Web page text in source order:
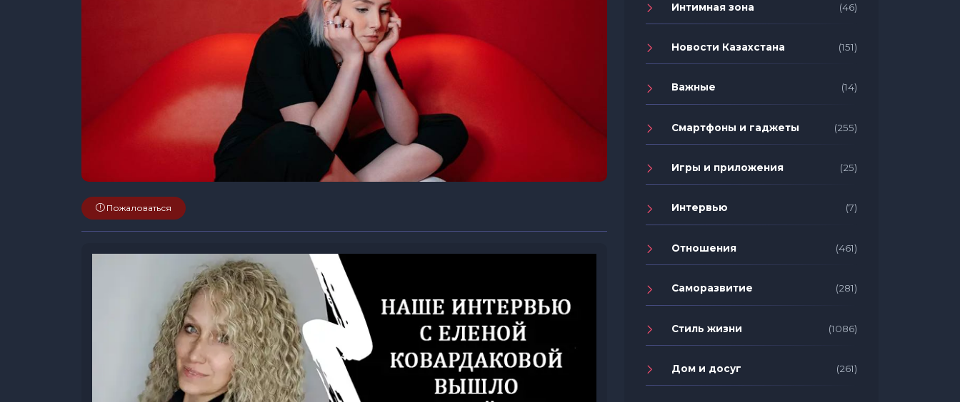
Пожаловаться
Интимная зона (46)
Новости Казахстана (151)
Важные (14)
Смартфоны и гаджеты (255)
Игры и приложения (25)
Интервью (7)
Отношения (461)
Саморазвитие (281)
Стиль жизни (1086)
Дом и досуг (261)